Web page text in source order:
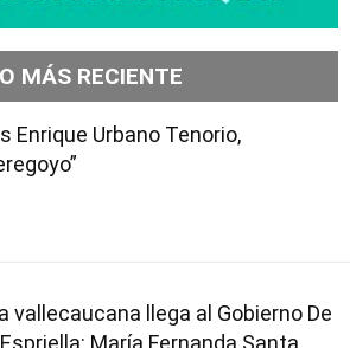
MÁS RECIENTE
Enrique Urbano Tenorio,
vallecaucana llega al Gobierno De
María Fernanda Santa,